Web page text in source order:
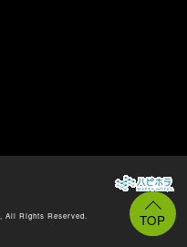
All Rights Reserved.